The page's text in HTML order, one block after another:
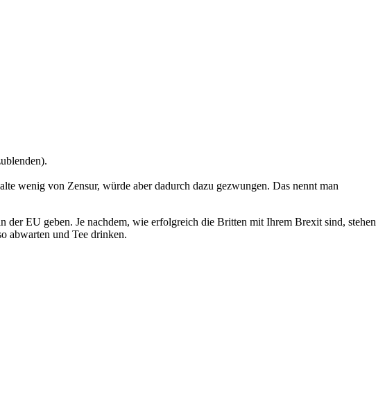
wenig von Zensur, würde aber dadurch dazu gezwungen. Das nennt man
der EU geben. Je nachdem, wie erfolgreich die Britten mit Ihrem Brexit sind, stehen
abwarten und Tee drinken.